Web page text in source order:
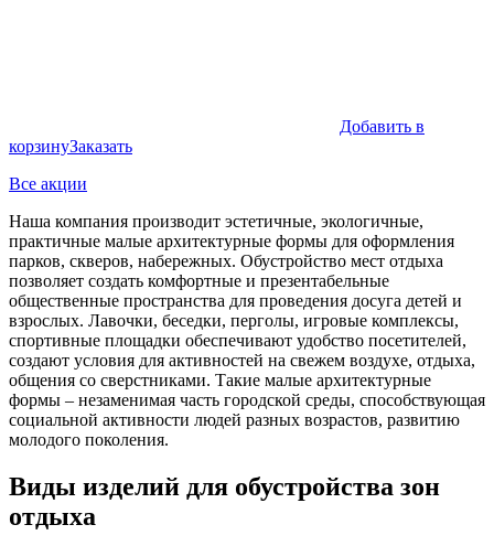
Добавить в
корзинуЗаказать
Все акции
Наша компания производит эстетичные, экологичные,
практичные малые архитектурные формы для оформления
парков, скверов, набережных. Обустройство мест отдыха
позволяет создать комфортные и презентабельные
общественные пространства для проведения досуга детей и
взрослых. Лавочки, беседки, перголы, игровые комплексы,
спортивные площадки обеспечивают удобство посетителей,
создают условия для активностей на свежем воздухе, отдыха,
общения со сверстниками. Такие малые архитектурные
формы – незаменимая часть городской среды, способствующая
социальной активности людей разных возрастов, развитию
молодого поколения.
Виды изделий для обустройства зон
отдыха